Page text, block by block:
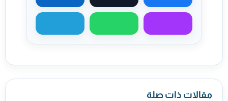
مشاركة على فيسبوكمشاركة على X مشاركة على
مشاركة عبر ماسنجرمشاركة عبر واتسابمشاركة عبر
مقالات ذات صلة